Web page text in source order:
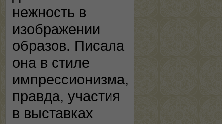
нежность в
изображении
образов. Писала
она в стиле
импрессионизма,
правда, участия
в выставках